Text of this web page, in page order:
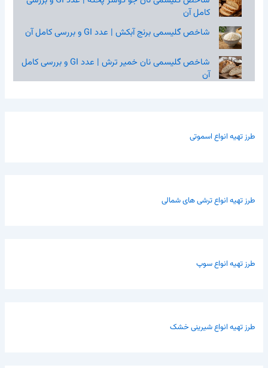
کامل آن
شاخص گلیسمی برنج آبکش | عدد GI و بررسی کامل آن
شاخص گلیسمی نان خمیر ترش | عدد GI و بررسی کامل
آن
طرز تهیه انواع اسموتی
طرز تهیه انواع ترشی های شمالی
طرز تهیه انواع سوپ
طرز تهیه انواع شیرینی خشک